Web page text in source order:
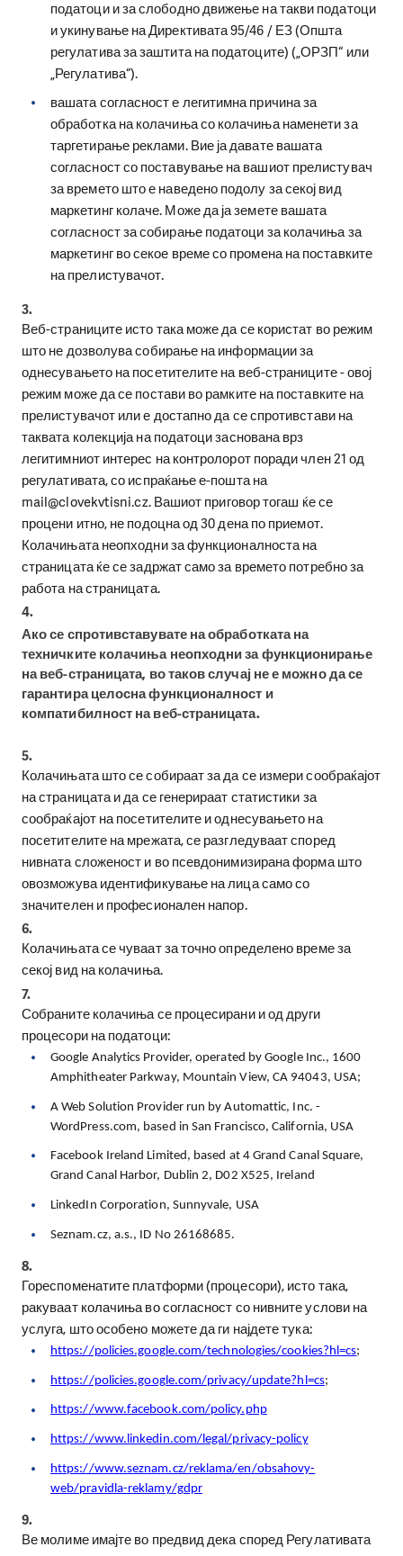
податоци и за слободно движење на такви податоци
и укинување на Директивата 95/46 / ЕЗ (Општа
регулатива за заштита на податоците) („ОРЗП“ или
„Регулатива“).
вашата согласност е легитимна причина за
обработка на колачиња со колачиња наменети за
таргетирање реклами. Вие ја давате вашата
согласност со поставување на вашиот прелистувач
за времето што е наведено подолу за секој вид
маркетинг колаче. Може да ја земете вашата
согласност за собирање податоци за колачиња за
маркетинг во секое време со промена на поставките
на прелистувачот.
3.
Веб-страниците исто така може да се користат во режим
што не дозволува собирање на информации за
однесувањето на посетителите на веб-страниците - овој
режим може да се постави во рамките на поставките на
прелистувачот или е достапно да се спротивстави на
таквата колекција на податоци заснована врз
легитимниот интерес на контролорот поради член 21 од
регулативата, со испраќање е-пошта на
mail@clovekvtisni.cz. Вашиот приговор тогаш ќе се
процени итно, не подоцна од 30 дена по приемот.
Колачињата неопходни за функционалноста на
страницата ќе се задржат само за времето потребно за
работа на страницата.
4.
Ако се спротивставувате на обработката на
техничките колачиња неопходни за функционирање
на веб-страницата, во таков случај не е можно да се
гарантира целосна функционалност и
компатибилност на веб-страницата.
5.
Колачињата што се собираат за да се измери сообраќајот
на страницата и да се генерираат статистики за
сообраќајот на посетителите и однесувањето на
посетителите на мрежата, се разгледуваат според
нивната сложеност и во псевдонимизирана форма што
овозможува идентификување на лица само со
значителен и професионален напор.
6.
Колачињата се чуваат за точно определено време за
секој вид на колачиња.
7.
Собраните колачиња се процесирани и од други
процесори на податоци:
Google Analytics Provider, operated by Google Inc., 1600
Amphitheater Parkway, Mountain View, CA 94043, USA;
A Web Solution Provider run by Automattic, Inc. -
WordPress.com, based in San Francisco, California, USA
Facebook Ireland Limited, based at 4 Grand Canal Square,
Grand Canal Harbor, Dublin 2, D02 X525, Ireland
LinkedIn Corporation, Sunnyvale, USA
Seznam.cz, a.s., ID No 26168685.
8.
Гореспоменатите платформи (процесори), исто така,
ракуваат колачиња во согласност со нивните услови на
услуга, што особено можете да ги најдете тука:
https://policies.google.com/technologies/cookies?hl=cs;
https://policies.google.com/privacy/update?hl=cs;
https://www.facebook.com/policy.php
https://www.linkedin.com/legal/privacy-policy
https://www.seznam.cz/reklama/en/obsahovy-
web/pravidla-reklamy/gdpr
9.
Ве молиме имајте во предвид дека според Регулативата